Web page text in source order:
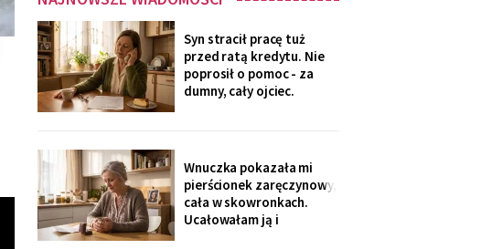
Syn stracił pracę tuż
przed ratą kredytu. Nie
poprosił o pomoc - za
dumny, cały ojciec.
prezent ślubny".
Wieczorem zadzwonił i
długo milczał w
słuchawce - pierwszy raz
od lat
Wnuczka pokazała mi
pierścionek zaręczynowy,
cała w skowronkach.
Ucałowałam ją i